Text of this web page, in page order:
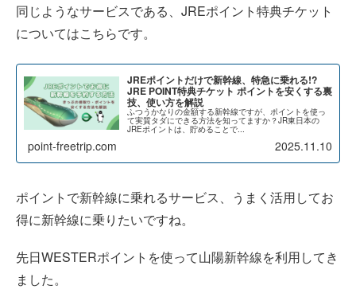
同じようなサービスである、JREポイント特典チケット
についてはこちらです。
JREポイントだけで新幹線、特急に乗れる!?
JRE POINT特典チケット ポイントを安くする裏
技、使い方を解説
ふつうかなりの金額する新幹線ですが、ポイントを使っ
て実質タダにできる方法を知ってますか？JR東日本の
JREポイントは、貯めることで...
point-freetrip.com 2025.11.10
ポイントで新幹線に乗れるサービス、うまく活用してお
得に新幹線に乗りたいですね。
先日WESTERポイントを使って山陽新幹線を利用してき
ました。